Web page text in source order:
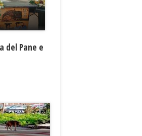
del Pane e